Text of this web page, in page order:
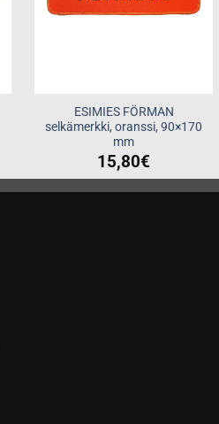
ESIMIES FÖRMAN
selkämerkki, oranssi, 90×170
mm
15,80€